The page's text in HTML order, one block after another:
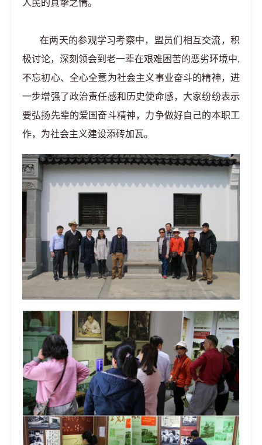
人民的真挚之情。
在两天的参观学习考察中，盟员们相互交流，积
极讨论，深刻领会到老一辈在艰难困苦的恶劣环境中,
不忘初心、全心全意为社会主义事业奋斗的精神，进
一步增强了政治责任感和历史使命感，大家纷纷表示
要弘扬先辈的爱国奋斗精神，力争做好自己的本职工
作，为社会主义建设添砖加瓦。